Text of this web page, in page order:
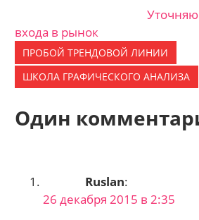
входа в рынок
ПРОБОЙ ТРЕНДОВОЙ ЛИНИИ
ШКОЛА ГРАФИЧЕСКОГО АНАЛИЗА
Один
Ruslan:
26 декабря 2015 в 2:35